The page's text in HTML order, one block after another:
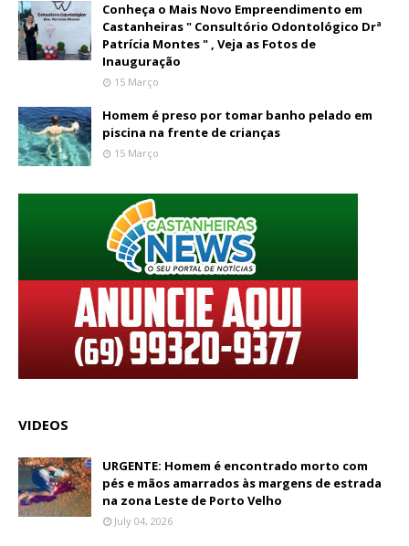
Conheça o Mais Novo Empreendimento em
Castanheiras " Consultório Odontológico Drª
Patrícia Montes " , Veja as Fotos de
Inauguração
15 Março
Homem é preso por tomar banho pelado em
piscina na frente de crianças
15 Março
VIDEOS
URGENTE: Homem é encontrado morto com
pés e mãos amarrados às margens de estrada
na zona Leste de Porto Velho
July 04, 2026